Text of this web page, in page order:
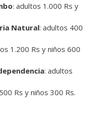
: adultos 1.000 Rs y
Natural: adultos 400
1.200 Rs y niños 600
: adultos
Rs y niños 300 Rs.